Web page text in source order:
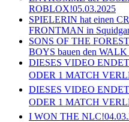
ROBLOX!05.03.2025
SPIELERIN hat einen
FRONTMAN in
SONS OF THE
BOYS bauen den
DIESES VIDEO
ODER 1 MATCH
DIESES VIDEO
ODER 1 MATCH
I WON THE NLC!